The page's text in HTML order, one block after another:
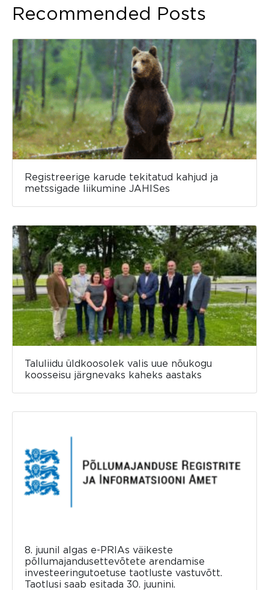
Recommended Posts
Registreerige karude tekitatud kahjud ja
metssigade liikumine JAHISes
Taluliidu üldkoosolek valis uue nõukogu
koosseisu järgnevaks kaheks aastaks
8. juunil algas e-PRIAs väikeste
põllumajandusettevõtete arendamise
investeeringutoetuse taotluste vastuvõtt.
Taotlusi saab esitada 30. juunini.